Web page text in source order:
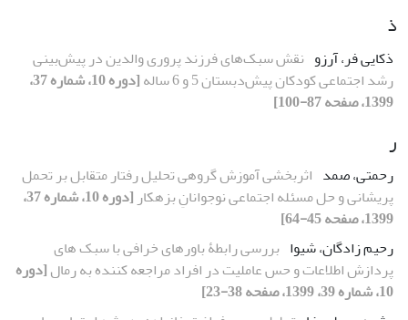
ذ
ذکایی فر، آرزو نقش سبک‌های فرزند پروری والدین در پیش‌بینی
رشد اجتماعی کودکان پیش‌دبستان 5 و 6 ساله
[دوره 10، شماره 37،
1399، صفحه 87-100]
ر
رحمتی، صمد اثربخشی آموزش گروهی تحلیل رفتار متقابل بر تحمل
پریشانی و حل مسئله اجتماعی نوجوانانِ بزهکار
[دوره 10، شماره 37،
1399، صفحه 45-64]
رحیم زادگان، شیوا بررسی رابطۀ باورهای خرافی با سبک های
پردازش اطلاعات و حس عاملیت در افراد مراجعه کننده به رمال[دوره
10، شماره 39، 1399، صفحه 38-23]